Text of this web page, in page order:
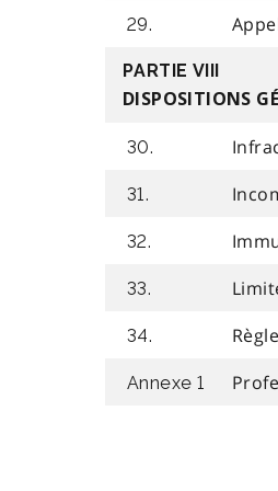
29.
PARTIE VIII
DISPOSITIONS
30.
31.
32.
33.
34.
Annexe 1